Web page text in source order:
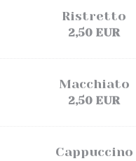
Ristretto
2,50 EUR
Macchiato
2,50 EUR
Cappuccino